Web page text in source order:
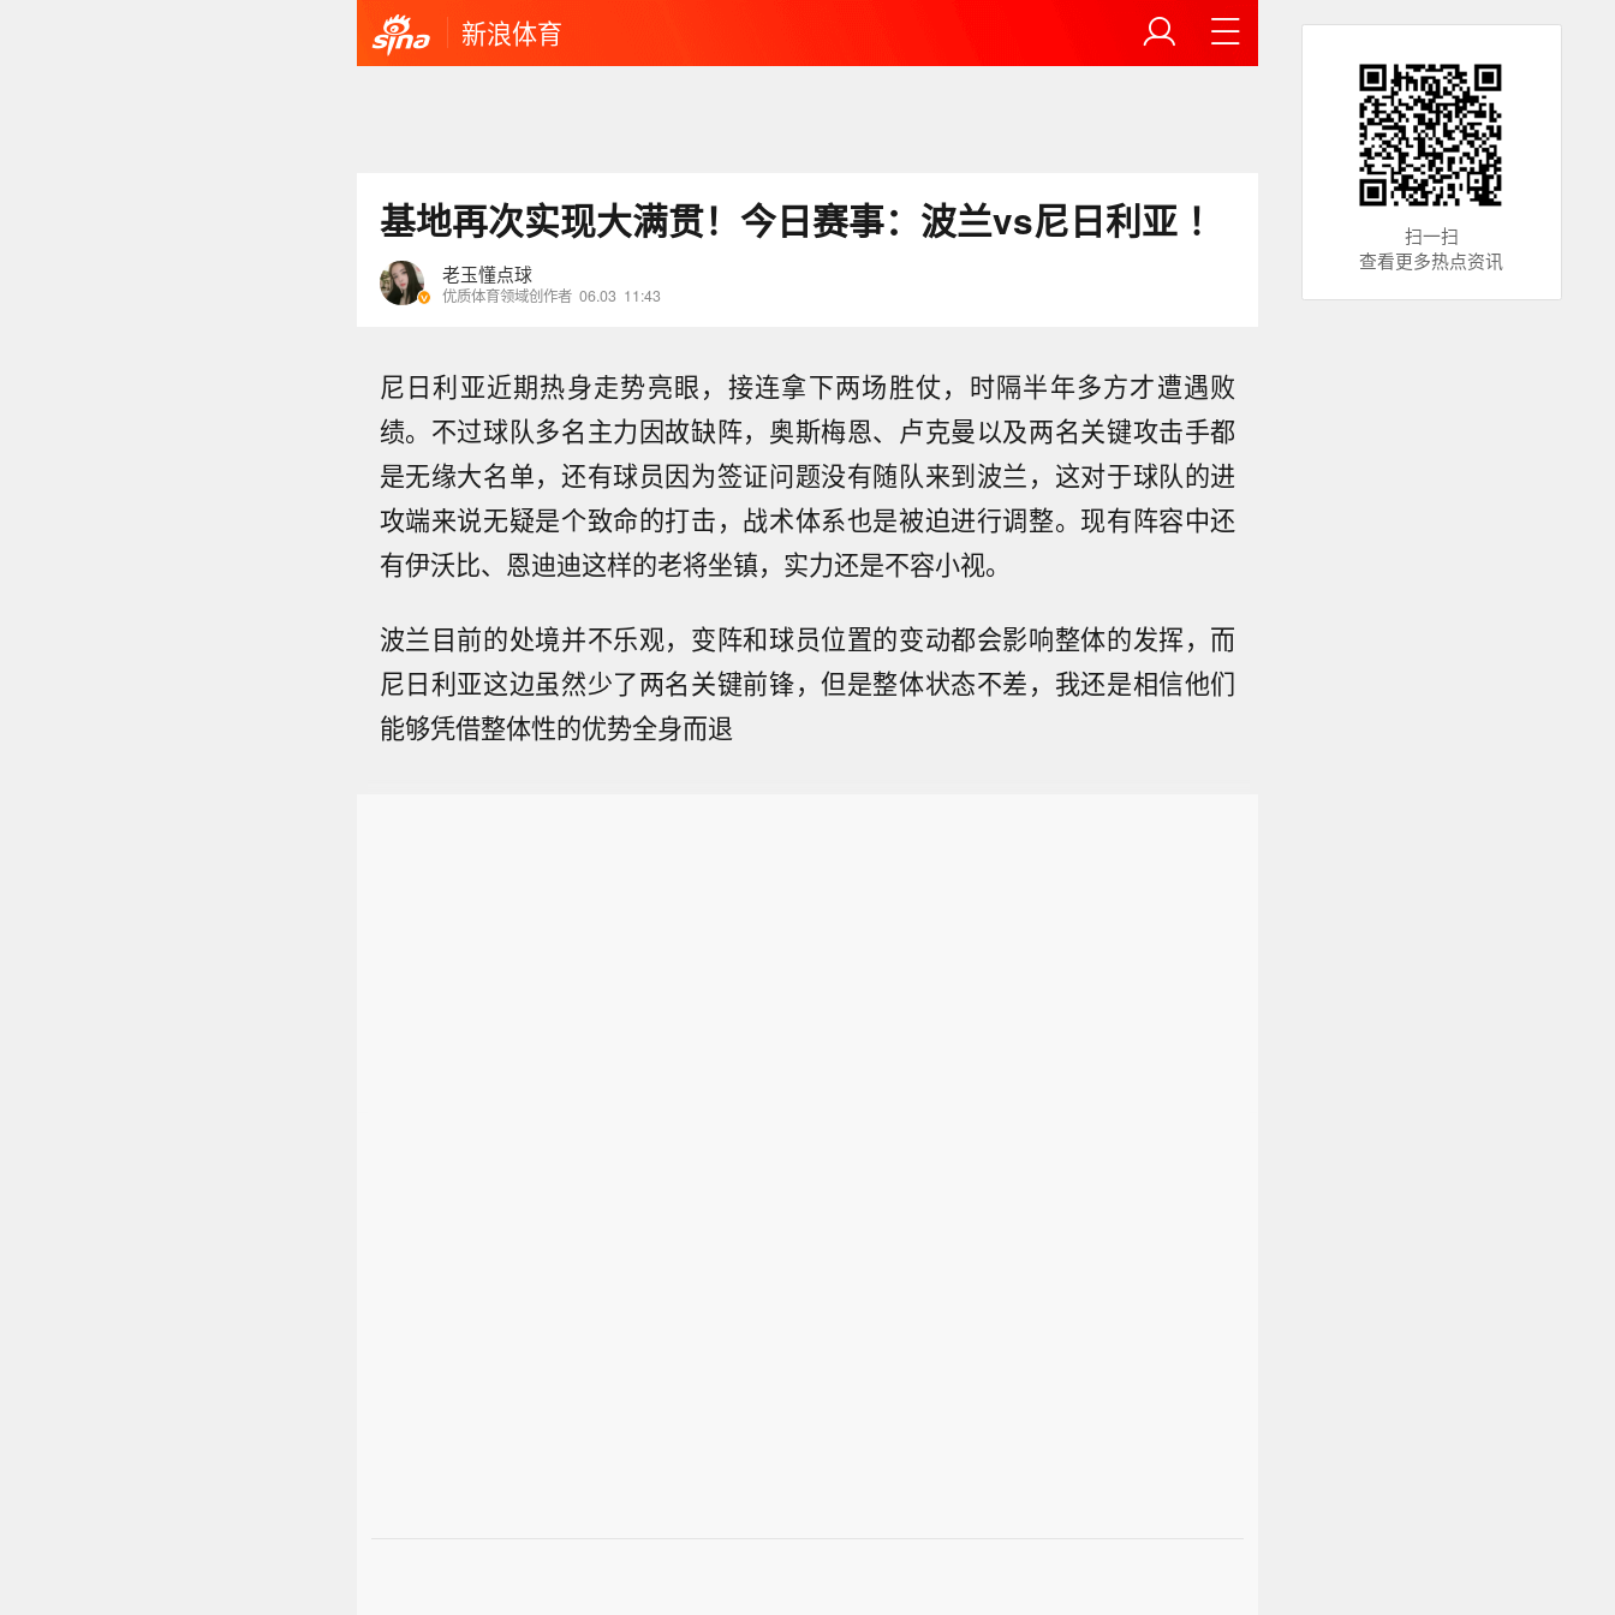
新浪体育
基地再次实现大满贯！今日赛事：波兰vs尼日利亚 ！
老玉懂点球
优质体育领域创作者 06.03 11:43
尼日利亚近期热身走势亮眼，接连拿下两场胜仗，时隔半年多方才遭遇败
绩。不过球队多名主力因故缺阵，奥斯梅恩、卢克曼以及两名关键攻击手都
是无缘大名单，还有球员因为签证问题没有随队来到波兰，这对于球队的进
攻端来说无疑是个致命的打击，战术体系也是被迫进行调整。现有阵容中还
有伊沃比、恩迪迪这样的老将坐镇，实力还是不容小视。
波兰目前的处境并不乐观，变阵和球员位置的变动都会影响整体的发挥，而
尼日利亚这边虽然少了两名关键前锋，但是整体状态不差，我还是相信他们
能够凭借整体性的优势全身而退
扫一扫
查看更多热点资讯